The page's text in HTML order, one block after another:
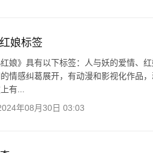
娘标签
红娘》具有以下标签：人与妖的爱情、
情感纠葛展开，有动漫和影视化作品
有...
年08月30日 03:03